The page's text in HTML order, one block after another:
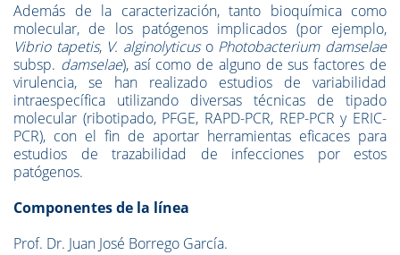
Además de la caracterización, tanto bioquímica como
molecular, de los patógenos implicados (por ejemplo,
Vibrio tapetis, V. alginolyticuso Photobacterium damselae
subsp. damselae), así como de alguno de sus factores de
virulencia, se han realizado estudios de variabilidad
intraespecífica utilizando diversas técnicas de tipado
molecular (ribotipado, PFGE, RAPD-PCR, REP-PCR y ERIC-
PCR), con el fin de aportar herramientas eficaces para
estudios de trazabilidad de infecciones por estos
patógenos.
Componentes de la línea
Prof. Dr. Juan José Borrego García.